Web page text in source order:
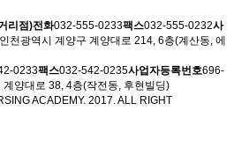
리점)전화032-555-0233팩스032-555-0232사
인천광역시 계양구 계양대로 214, 6층(계산동, 에
0233팩스032-542-0235사업자등록번호696-
계양대로 38, 4층(작전동, 후현빌딩)
ACADEMY. 2017. ALL RIGHT